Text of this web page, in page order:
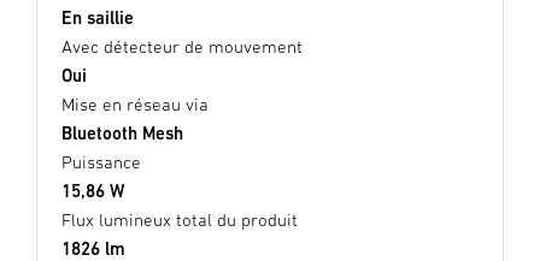
En saillie
Avec détecteur de mouvement
Oui
Mise en réseau via
Bluetooth Mesh
Puissance
15,86 W
Flux lumineux total du produit
1826 lm